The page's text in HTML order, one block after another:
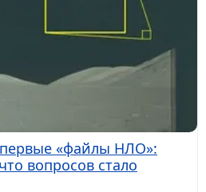
«файлы НЛО»:
вопросов стало